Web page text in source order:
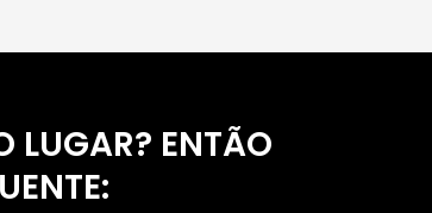
LUGAR? ENTÃO